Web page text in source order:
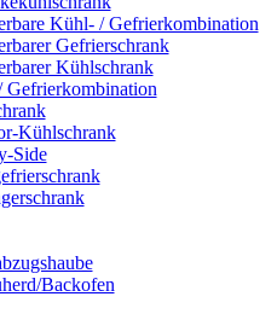
Kühl- / Gefrierkombination
Gefrierschrank
Kühlschrank
Gefrierkombination
Kühlschrank
Side
Backofen